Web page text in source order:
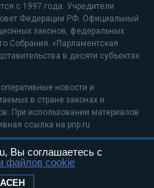
с 1997 года. Учредители
Федерации РФ. Официальный
законов, федеральных
Собрания. «Парламентская
в десяти субъектах
новости и
в стране законах и
При использовании материалов
ссылка на pnp.ru
рекомендательные
данных
Вы соглашаетесь с
файлов cookie